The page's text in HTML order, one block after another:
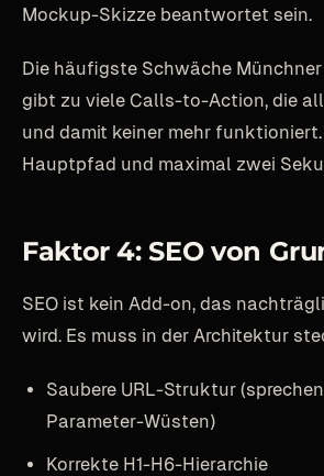
Mockup-Skizze beantwortet sein.
Die häufigste Schwäche Münchner
gibt zu viele Calls-to-Action, die
und damit keiner mehr
Hauptpfad und maximal zwei
Faktor 4: SEO von
SEO ist kein Add-on, das
wird. Es muss in der Architektur
Saubere URL-Struktur
Parameter-Wüsten)
Korrekte H1-H6-Hierarchie